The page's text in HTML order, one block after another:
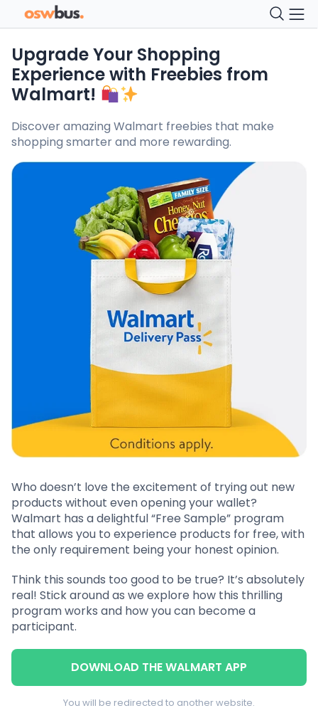
Upgrade Your Shopping
Experience with Freebies from
Walmart!
Discover amazing Walmart freebies that make
shopping smarter and more rewarding.
Who doesn’t love the excitement of trying out new
products without even opening your wallet?
Walmart has a delightful “Free Sample” program
that allows you to experience products for free, with
the only requirement being your honest opinion.
Think this sounds too good to be true? It’s absolutely
real! Stick around as we explore how this thrilling
program works and how you can become a
participant.
DOWNLOAD THE WALMART APP
You will be redirected to another website.